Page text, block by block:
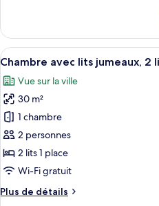
le
type
de
Suite,
chambre
Afficher
toutes
les
photos
pour
ce
type
de
chambre :
Chambre
8
Chambre avec lits jumeaux, 2
Vue sur la ville
30 m²
1 chambre
2 personnes
2 lits 1 place
Wi-Fi gratuit
Plus de détails
Plus